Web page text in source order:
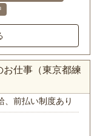
お仕事（東京都練
、前払い制度あり